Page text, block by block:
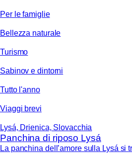
Per le famiglie
Bellezza naturale
Turismo
Sabinov e dintorni
Tutto l'anno
Viaggi brevi
Lysá, Drienica, Slovacchia
Panchina di riposo Lysá
La panchina dell’amore sulla Lysá si